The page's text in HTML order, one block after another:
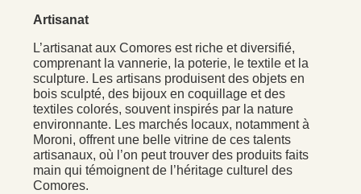
Artisanat
L’artisanat aux Comores est riche et diversifié,
comprenant la vannerie, la poterie, le textile et la
sculpture. Les artisans produisent des objets en
bois sculpté, des bijoux en coquillage et des
textiles colorés, souvent inspirés par la nature
environnante. Les marchés locaux, notamment à
Moroni, offrent une belle vitrine de ces talents
artisanaux, où l’on peut trouver des produits faits
main qui témoignent de l’héritage culturel des
Comores.